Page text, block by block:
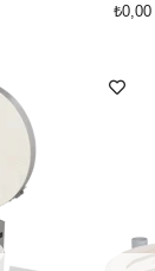
₺0,00